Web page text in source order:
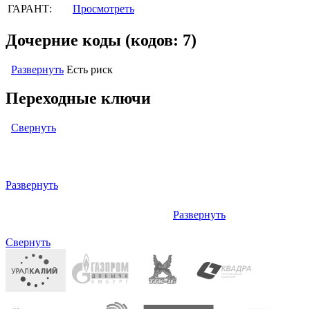
ГАРАНТ:
Просмотреть
Дочерние коды (кодов: 7)
Развернуть Есть риск
Переходные ключи
Свернуть
Развернуть
Развернуть
Свернуть